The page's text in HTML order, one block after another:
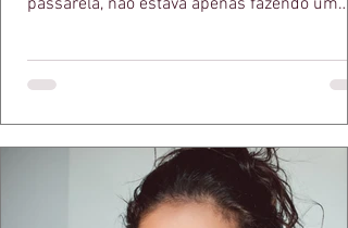
passarela, não estava apenas fazendo um
a apresentadora e influenciadora Juliana
defende há tempos, o de que moda
estruturas geométricas, volumes
aquele concreto aparente típico da
arquitetura paulistana em peças de vestir,